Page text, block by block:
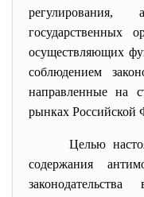
государственных
осуществляющих
соблюдением
направленные на
рынках Российской
Целью
содержания